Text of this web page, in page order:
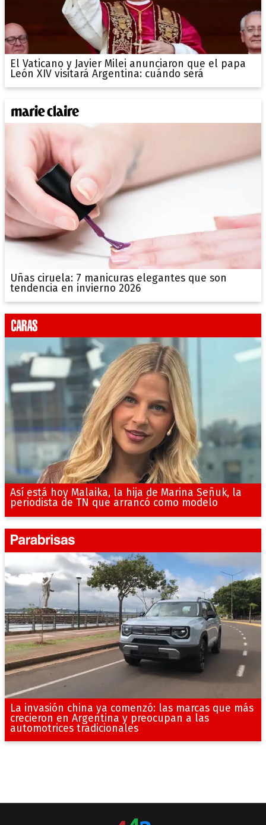
El Vaticano y Javier Milei anunciaron que el papa
León XIV visitará Argentina: cuándo será
Uñas ciruela: 7 manicuras elegantes que son
tendencia en invierno 2026
Así está hoy Malaika, la hija de Marina Señuk, la
periodista de TN que arrancó como modelo
La invasión china ya comenzó: las marcas que más
crecieron en Argentina y preocupan a las
automotrices tradicionales